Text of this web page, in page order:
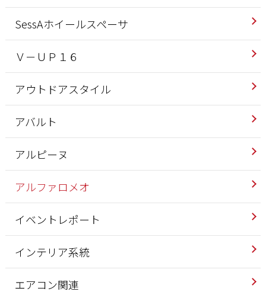
SessAホイールスペーサ
Ｖ－ＵＰ１６
アウトドアスタイル
アバルト
アルピーヌ
アルファロメオ
イベントレポート
インテリア系統
エアコン関連